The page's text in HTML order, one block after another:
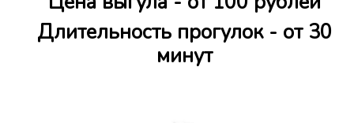
Длительность прогулок - от 30
минут